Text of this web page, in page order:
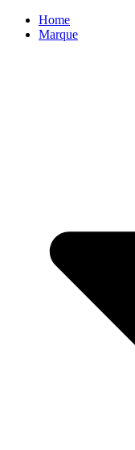
Home
Marque